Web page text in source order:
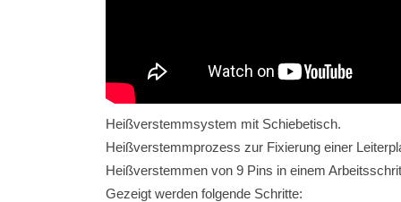
Heißverstemmsystem mit Schiebetisch.
Heißverstemmprozess zur Fixierung einer
Heißverstemmen von 9 Pins in einem
Gezeigt werden folgende Schritte: